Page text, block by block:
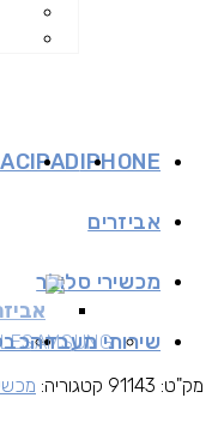
IPHONE
IPAD
אביזרים
מכשירי סלולר
SAMSUNG
שירותי מעבדה
מק"ט: 91143 קטגוריה: